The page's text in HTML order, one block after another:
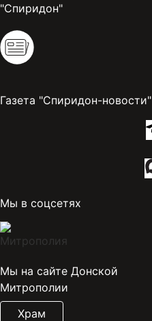
"Спиридон"
Газета "Спиридон-новости"
Мы в соцсетях
Мы на сайте Донской
Митрополии
Храм